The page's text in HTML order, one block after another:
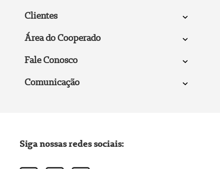
Clientes
Área do Cooperado
Fale Conosco
Comunicação
Siga nossas redes sociais: